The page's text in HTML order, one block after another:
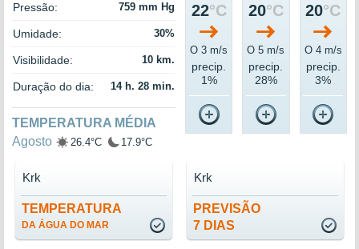
Pressão: 759 mm Hg
Umidade: 30%
Visibilidade: 10 km.
Duração do dia: 14 h. 28 min.
TEMPERATURA MÉDIA
Agosto
26.4°C 17.9°C
22°C
O 3 m/s
precip.
1%
20°C
O 5 m/s
precip.
28%
20°C
O 4 m/s
precip.
3%
TEMPERATURA
DA ÁGUA DO MAR
Krk
PREVISÃO
7 DIAS
Krk